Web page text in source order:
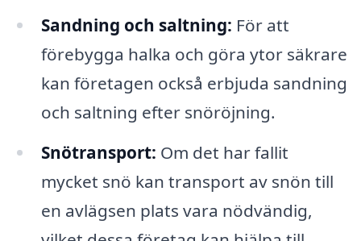
Sandning och saltning: För att
förebygga halka och göra ytor säkrare
kan företagen också erbjuda sandning
och saltning efter snöröjning.
Snötransport: Om det har fallit
mycket snö kan transport av snön till
en avlägsen plats vara nödvändig,